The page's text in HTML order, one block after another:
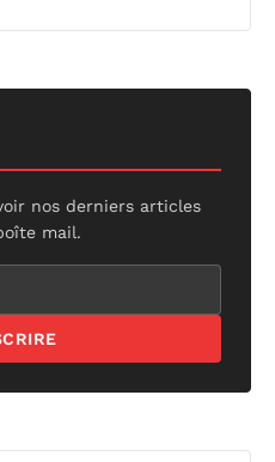
nos derniers articles
mail.